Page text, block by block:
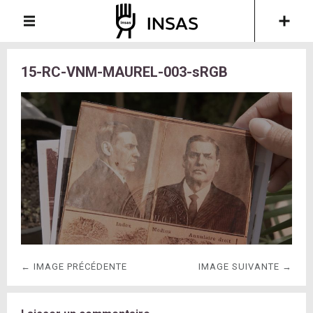
15-RC-VNM-MAUREL-003-sRGB
← IMAGE PRÉCÉDENTE IMAGE SUIVANTE →